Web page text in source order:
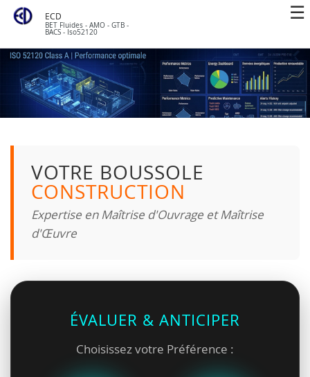
ECD
BET Fluides - AMO - GTB -
BACS - Iso52120
VOTRE BOUSSOLE
CONSTRUCTION
Expertise en Maîtrise d'Ouvrage et Maîtrise
d'Œuvre
ÉVALUER & ANTICIPER
Choisissez votre Préférence :